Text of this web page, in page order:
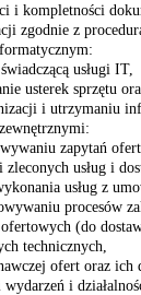
i kompletności
zgodnie z
usługi IT,
usterek sprzętu
i utrzymaniu
zapytań
usług i
usług z
procesów
(do
technicznych,
ofert oraz ich
i